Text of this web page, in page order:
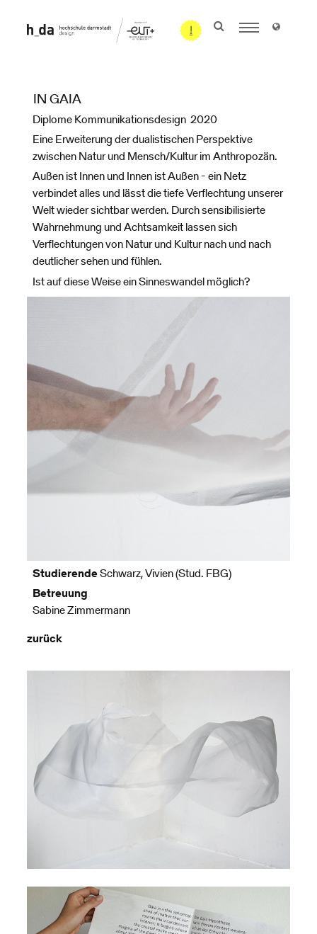
zurück
IN GAIA
Diplome Kommunikationsdesign 2020
Eine Erweiterung der dualistischen Perspektive
zwischen Natur und Mensch/Kultur im Anthropozän.
Außen ist Innen und Innen ist Außen - ein Netz
verbindet alles und lässt die tiefe Verflechtung unserer
Welt wieder sichtbar werden. Durch sensibilisierte
Wahrnehmung und Achtsamkeit lassen sich
Verflechtungen von Natur und Kultur nach und nach
deutlicher sehen und fühlen.
Ist auf diese Weise ein Sinneswandel möglich?
StudierendeSchwarz, Vivien (Stud. FBG)
Betreuung
Sabine Zimmermann